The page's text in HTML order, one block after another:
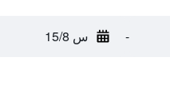
- س 15/8